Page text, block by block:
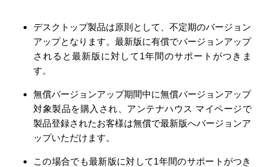
デスクトップ製品は原則として、不定期のバージョン
アップとなります。最新版に有償でバージョンアップ
されると最新版に対して1年間のサポートがつきま
す。
無償バージョンアップ期間中に無償バージョンアップ
対象製品を購入され、アンテナハウス マイページで
製品登録されたお客様は無償で最新版へバージョンア
ップいただけます。
この場合でも最新版に対して1年間のサポートがつき